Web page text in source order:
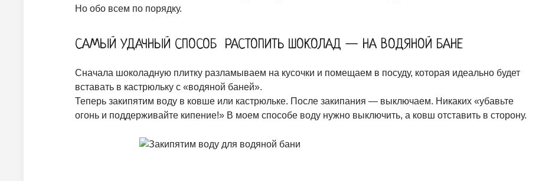
Но обо всем по порядку.
САМЫЙ УДАЧНЫЙ СПОСОБ РАСТОПИТЬ ШОКОЛАД — НА ВОДЯНОЙ БАНЕ
Сначала шоколадную плитку разламываем на кусочки и помещаем в посуду, которая идеально будет
вставать в кастрюльку с «водяной баней».
Теперь закипятим воду в ковше или кастрюльке. После закипания — выключаем. Никаких «убавьте
огонь и поддерживайте кипение!» В моем способе воду нужно выключить, а ковш отставить в сторону.